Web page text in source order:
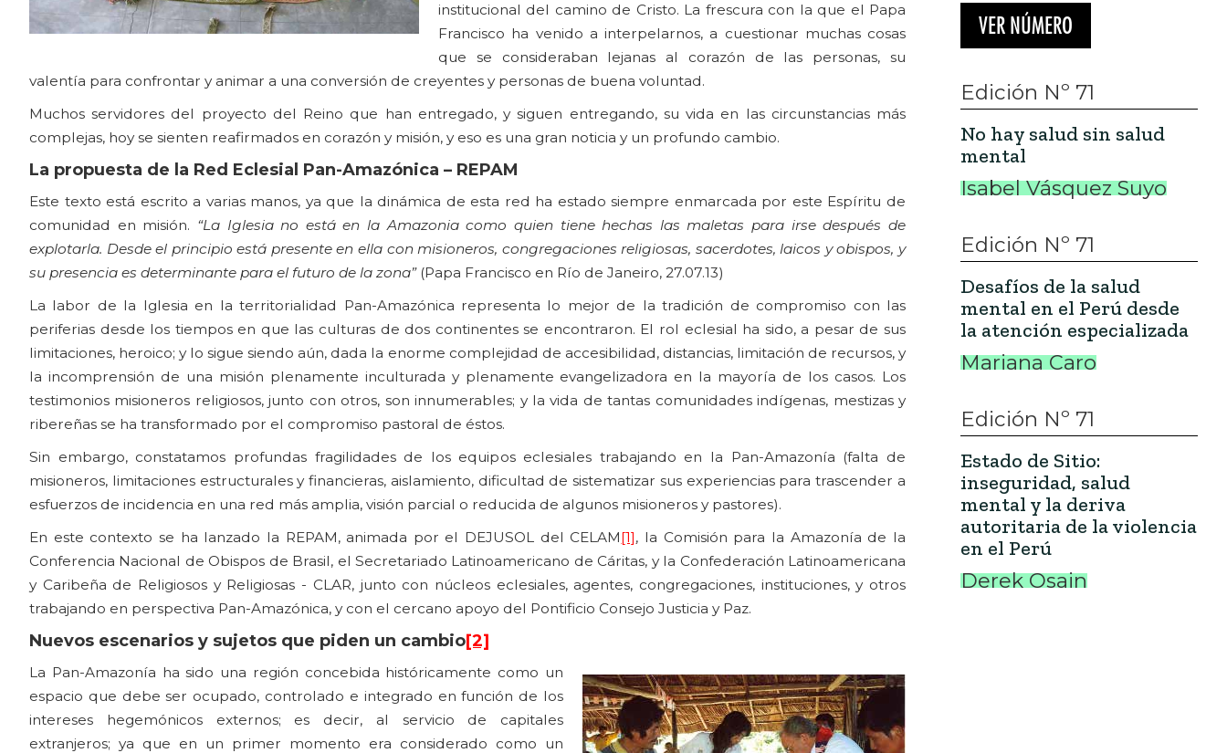
institucional del camino de Cristo. La frescura con la que el Papa
Francisco ha venido a interpelarnos, a cuestionar muchas cosas
que se consideraban lejanas al corazón de las personas, su
valentía para confrontar y animar a una conversión de creyentes y personas de buena voluntad.
Muchos servidores del proyecto del Reino que han entregado, y siguen entregando, su vida en las circunstancias más
complejas, hoy se sienten reafirmados en corazón y misión, y eso es una gran noticia y un profundo cambio.
La propuesta de la Red Eclesial Pan-Amazónica – REPAM
Este texto está escrito a varias manos, ya que la dinámica de esta red ha estado siempre enmarcada por este Espíritu de
comunidad en misión. “La Iglesia no está en la Amazonia como quien tiene hechas las maletas para irse después de
explotarla. Desde el principio está presente en ella con misioneros, congregaciones religiosas, sacerdotes, laicos y obispos, y
su presencia es determinante para el futuro de la zona” (Papa Francisco en Río de Janeiro, 27.07.13)
La labor de la Iglesia en la territorialidad Pan-Amazónica representa lo mejor de la tradición de compromiso con las
periferias desde los tiempos en que las culturas de dos continentes se encontraron. El rol eclesial ha sido, a pesar de sus
limitaciones, heroico; y lo sigue siendo aún, dada la enorme complejidad de accesibilidad, distancias, limitación de recursos, y
la incomprensión de una misión plenamente inculturada y plenamente evangelizadora en la mayoría de los casos. Los
testimonios misioneros religiosos, junto con otros, son innumerables; y la vida de tantas comunidades indígenas, mestizas y
ribereñas se ha transformado por el compromiso pastoral de éstos.
Sin embargo, constatamos profundas fragilidades de los equipos eclesiales trabajando en la Pan-Amazonía (falta de
misioneros, limitaciones estructurales y financieras, aislamiento, dificultad de sistematizar sus experiencias para trascender a
esfuerzos de incidencia en una red más amplia, visión parcial o reducida de algunos misioneros y pastores).
En este contexto se ha lanzado la REPAM, animada por el DEJUSOL del CELAM[1], la Comisión para la Amazonía de la
Conferencia Nacional de Obispos de Brasil, el Secretariado Latinoamericano de Cáritas, y la Confederación Latinoamericana
y Caribeña de Religiosos y Religiosas - CLAR, junto con núcleos eclesiales, agentes, congregaciones, instituciones, y otros
trabajando en perspectiva Pan-Amazónica, y con el cercano apoyo del Pontificio Consejo Justicia y Paz.
Nuevos escenarios y sujetos que piden un cambio[2]
La Pan-Amazonía ha sido una región concebida históricamente como un
espacio que debe ser ocupado, controlado e integrado en función de los
intereses hegemónicos externos; es decir, al servicio de capitales
extranjeros; ya que en un primer momento era considerado como un
VER NÚMERO
Edición Nº 71
No hay salud sin salud
mental
Isabel Vásquez Suyo
Edición Nº 71
Desafíos de la salud
mental en el Perú desde
la atención especializada
Mariana Caro
Edición Nº 71
Estado de Sitio:
inseguridad, salud
mental y la deriva
autoritaria de la violencia
en el Perú
Derek Osain